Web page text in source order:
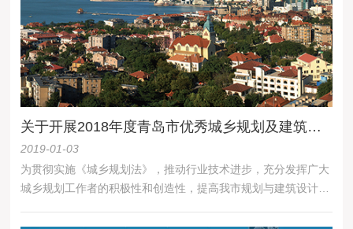
关于开展2018年度青岛市优秀城乡规划及建筑设计评选工作的通知
2019-01-03
为贯彻实施《城乡规划法》，推动行业技术进步，充分发挥广大
城乡规划工作者的积极性和创造性，提高我市规划与建筑设计水
求，经研究决定组织开展2018年度青岛市优秀城乡规划及建筑